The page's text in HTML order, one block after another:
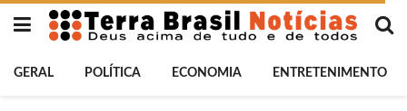
GERAL POLÍTICA ECONOMIA ENTRETENIMENTO